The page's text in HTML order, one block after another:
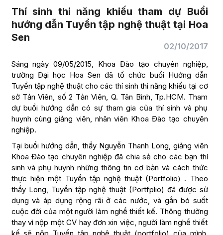
Thí sinh thi năng khiếu tham dự Buổi
hướng dẫn Tuyển tập nghệ thuật tại Hoa
Sen
02/10/2017
Sáng ngày 09/05/2015, Khoa Đào tạo chuyên nghiệp,
trường Đại học Hoa Sen đã tổ chức buổi Hướng dẫn
Tuyển tập nghệ thuật cho các thí sinh thi năng khiếu tại cơ
sở Tản Viên, số 2 Tản Viên, Q. Tân Bình, Tp.HCM. Tham
dự buổi hướng dẫn có sự tham gia của thí sinh và phụ
huynh cùng giảng viên, nhân viên Khoa Đào tạo chuyên
nghiệp.
Tại buổi hướng dẫn, thầy Nguyễn Thanh Long, giảng viên
Khoa Đào tạo chuyên nghiệp đã chia sẻ cho các bạn thí
sinh và phụ huynh những thông tin cơ bản và cách thức
thực hiện một Tuyển tập nghệ thuật (Portfolio) . Theo
thầy Long, Tuyển tập nghệ thuật (Portfplio) đã được sử
dụng và áp dụng rộng rãi ở các nước, và gắn bó suốt
cuộc đời của một người làm nghề thiết kế. Thông thường
thay vì nộp một CV hay đơn xin việc, người làm nghề thiết